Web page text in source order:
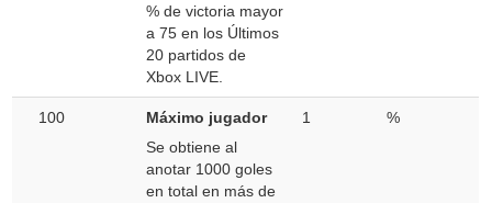
% de victoria mayor
a 75 en los Últimos
20 partidos de
Xbox LIVE.
100
Máximo jugador
Se obtiene al
anotar 1000 goles
en total en más de
1 %